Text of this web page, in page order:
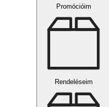
Promócióim
Rendeléseim